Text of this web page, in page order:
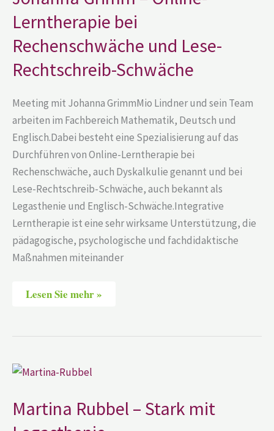
Lerntherapie bei
Rechenschwäche und Lese-
Rechtschreib-Schwäche
Meeting mit Johanna GrimmMio Lindner und sein Team
arbeiten im Fachbereich Mathematik, Deutsch und
Englisch.Dabei besteht eine Spezialisierung auf das
Durchführen von Online-Lerntherapie bei
Rechenschwäche, auch Dyskalkulie genannt und bei
Lese-Rechtschreib-Schwäche, auch bekannt als
Legasthenie und Englisch-Schwäche.Integrative
Lerntherapie ist eine sehr wirksame Unterstützung, die
pädagogische, psychologische und fachdidaktische
Maßnahmen miteinander
Rechenschwäche
und
Lese-
Rechtschreib-
Schwäche
Lesen Sie mehr »
Martina Rubbel – Stark mit
Martina
Rubbel
Stark
mit
Legasthenie